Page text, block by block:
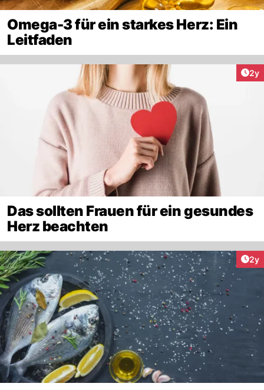
Omega-3 für ein starkes Herz: Ein
Leitfaden
2y
Das sollten Frauen für ein gesundes
Herz beachten
2y